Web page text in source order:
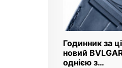
Годинник за
новий
однією з…